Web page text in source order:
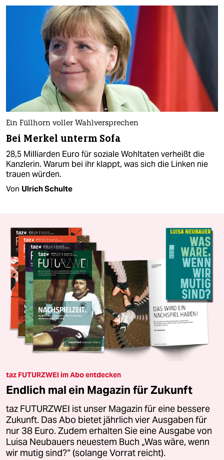
Ein Füllhorn voller Wahlversprechen
Bei Merkel unterm Sofa
28,5 Milliarden Euro für soziale Wohltaten verheißt die
Kanzlerin. Warum bei ihr klappt, was sich die Linken nie
trauen würden.
Von Ulrich Schulte
taz FUTURZWEI im Abo entdecken
Endlich mal ein Magazin für Zukunft
taz FUTURZWEI ist unser Magazin für eine bessere
Zukunft. Das Abo bietet jährlich vier Ausgaben für
nur 38 Euro. Zudem erhalten Sie eine Ausgabe von
Luisa Neubauers neuestem Buch „Was wäre, wenn
wir mutig sind?“ (solange Vorrat reicht).